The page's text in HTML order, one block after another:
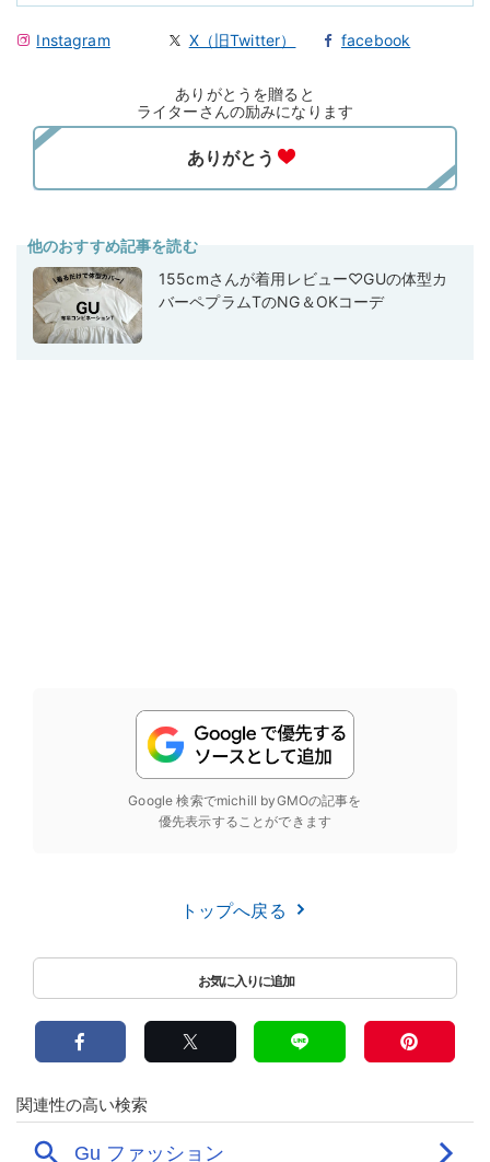
Instagram X（旧Twitter） facebook
ありがとうを贈ると
ライターさんの励みになります
他のおすすめ記事を読む
155cmさんが着用レビュー♡GUの体型カ
バーペプラムTのNG＆OKコーデ
Google 検索でmichill byGMOの記事を
優先表示することができます
トップへ戻る